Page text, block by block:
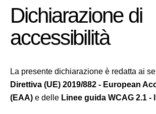
Dichiarazione di
accessibilità
La presente dichiarazione è redatta ai
Direttiva (UE) 2019/882 - European
(EAA) e delle Linee guida WCAG 2.1 -